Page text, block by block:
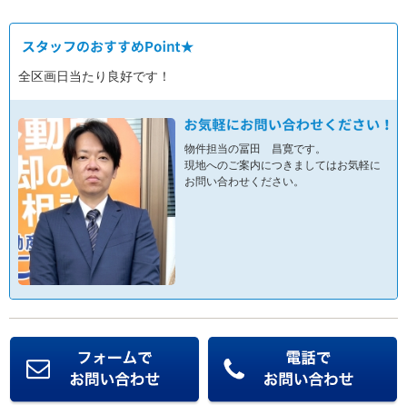
全区画日当たり良好です！
物件担当の冨田 昌寛です。
現地へのご案内につきましてはお気軽に
お問い合わせください。